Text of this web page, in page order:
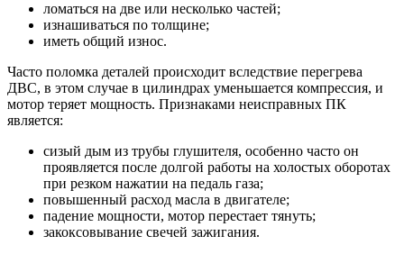
ломаться на две или несколько частей;
изнашиваться по толщине;
иметь общий износ.
Часто поломка деталей происходит вследствие перегрева
ДВС, в этом случае в цилиндрах уменьшается компрессия, и
мотор теряет мощность. Признаками неисправных ПК
является:
сизый дым из трубы глушителя, особенно часто он
проявляется после долгой работы на холостых оборотах
при резком нажатии на педаль газа;
повышенный расход масла в двигателе;
падение мощности, мотор перестает тянуть;
закоксовывание свечей зажигания.